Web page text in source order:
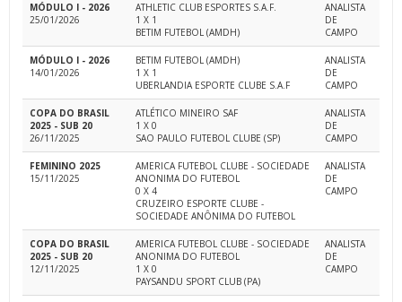
MÓDULO I - 2026
25/01/2026
ATHLETIC CLUB ESPORTES S.A.F.
1 X 1
BETIM FUTEBOL (AMDH)
ANALISTA
DE
CAMPO
MÓDULO I - 2026
14/01/2026
BETIM FUTEBOL (AMDH)
1 X 1
UBERLANDIA ESPORTE CLUBE S.A.F
ANALISTA
DE
CAMPO
COPA DO BRASIL
2025 - SUB 20
26/11/2025
ATLÉTICO MINEIRO SAF
1 X 0
SAO PAULO FUTEBOL CLUBE (SP)
ANALISTA
DE
CAMPO
FEMININO 2025
15/11/2025
AMERICA FUTEBOL CLUBE - SOCIEDADE
ANONIMA DO FUTEBOL
0 X 4
CRUZEIRO ESPORTE CLUBE -
SOCIEDADE ANÔNIMA DO FUTEBOL
ANALISTA
DE
CAMPO
COPA DO BRASIL
2025 - SUB 20
12/11/2025
AMERICA FUTEBOL CLUBE - SOCIEDADE
ANONIMA DO FUTEBOL
1 X 0
PAYSANDU SPORT CLUB (PA)
ANALISTA
DE
CAMPO